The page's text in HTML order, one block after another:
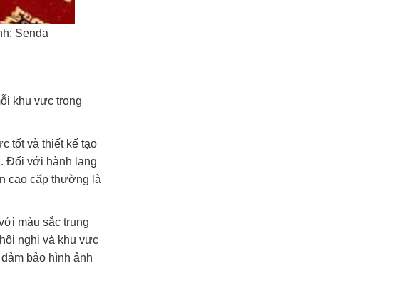
Senda
khu vực trong
tốt và thiết kế tạo
Đối với hành lang
cao cấp thường là
màu sắc trung
nghị và khu vực
bảo hình ảnh